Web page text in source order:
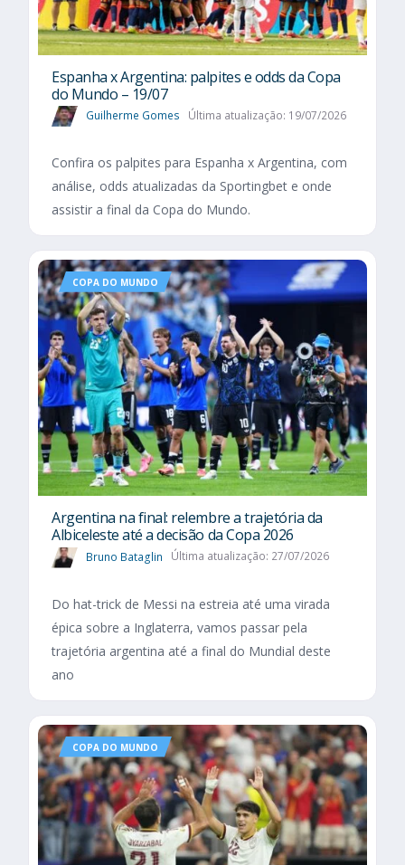
Espanha x Argentina: palpites e odds da Copa
do Mundo – 19/07
Guilherme Gomes Última atualização: 19/07/2026
Confira os palpites para Espanha x Argentina, com
análise, odds atualizadas da Sportingbet e onde
assistir a final da Copa do Mundo.
COPA DO MUNDO
Argentina na final: relembre a trajetória da
Albiceleste até a decisão da Copa 2026
Bruno Bataglin Última atualização: 27/07/2026
Do hat-trick de Messi na estreia até uma virada
épica sobre a Inglaterra, vamos passar pela
trajetória argentina até a final do Mundial deste
ano
COPA DO MUNDO